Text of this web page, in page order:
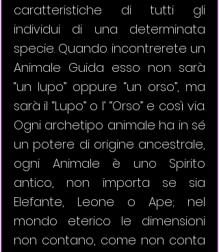
caratteristiche di tutti gli
individui di una determinata
specie. Quando incontrerete un
Animale Guida esso non sarà
“un lupo” oppure “un orso”, ma
sarà il “Lupo” o l’ “Orso” e così via.
Ogni archetipo animale ha in sé
un potere di origine ancestrale,
ogni Animale è uno Spirito
antico, non importa se sia
Elefante, Leone o Ape; nel
mondo eterico le dimensioni
non contano, come non conta